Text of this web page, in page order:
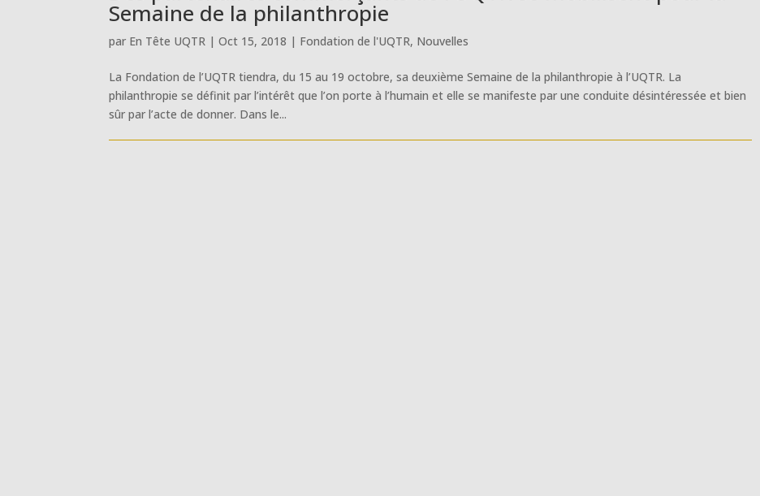
Semaine de la philanthropie
par En Tête UQTR |Oct 15, 2018 | Fondation de l'UQTR, Nouvelles
La Fondation de l’UQTR tiendra, du 15 au 19 octobre, sa deuxième Semaine de la philanthropie à l’UQTR. La
philanthropie se définit par l’intérêt que l’on porte à l’humain et elle se manifeste par une conduite désintéressée et bien
sûr par l’acte de donner. Dans le...